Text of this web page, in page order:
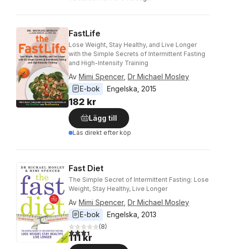
FastLife
Lose Weight, Stay Healthy, and Live Longer
with the Simple Secrets of Intermittent Fasting
and High-Intensity Training
Av Mimi Spencer, Dr Michael Mosley
E-bok
Engelska 2015
182 kr
Lägg till
Läs direkt efter köp
Fast Diet
The Simple Secret of Intermittent Fasting: Lose
Weight, Stay Healthy, Live Longer
Av Mimi Spencer, Dr Michael Mosley
E-bok
Engelska 2013
3,4utav 5 stjärnor. Totalt antal röster:
(8)
111 kr